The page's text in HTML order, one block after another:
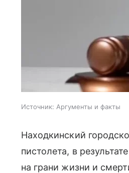
Источник: Аргументы и факты
Находкинский
пистолета, в
на грани жизни и